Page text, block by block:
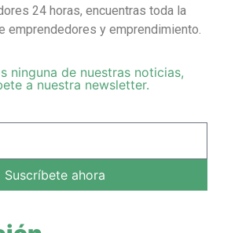
24 horas, encuentras toda la
emprendedores y emprendimiento.
ninguna de nuestras noticias,
a nuestra newsletter.
Suscríbete ahora